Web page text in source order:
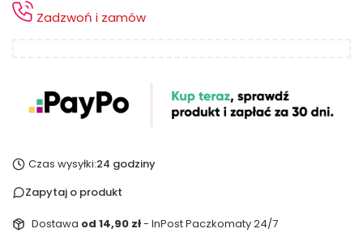
Zadzwoń i zamów
Czas wysyłki:24 godziny
Zapytaj o produkt
Dostawa od 14,90 zł- InPost Paczkomaty 24/7